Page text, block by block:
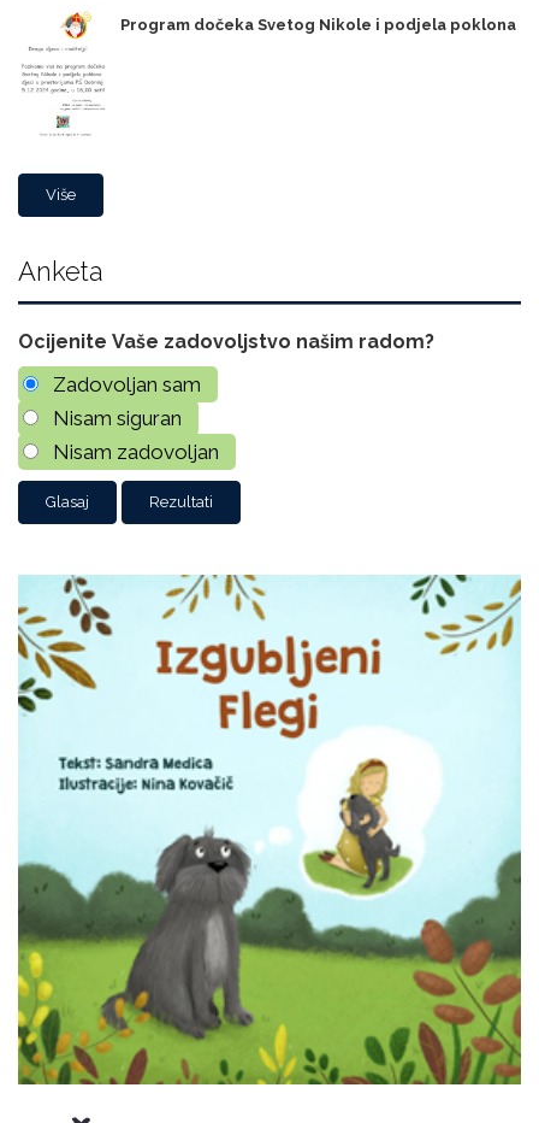
Program dočeka Svetog Nikole i podjela poklona
Više
Anketa
Ocijenite Vaše zadovoljstvo našim radom?
Zadovoljan sam
Nisam siguran
Nisam zadovoljan
Rezultati